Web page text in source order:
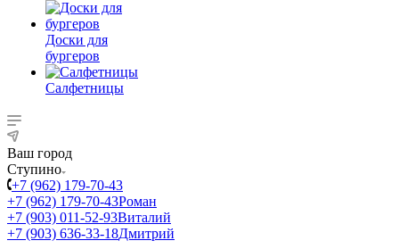
Доски для
бургеров
Салфетницы
Ваш город
Ступино
+7 (962) 179-70-43
+7 (962) 179-70-43Роман
+7 (903) 011-52-93Виталий
+7 (903) 636-33-18Дмитрий